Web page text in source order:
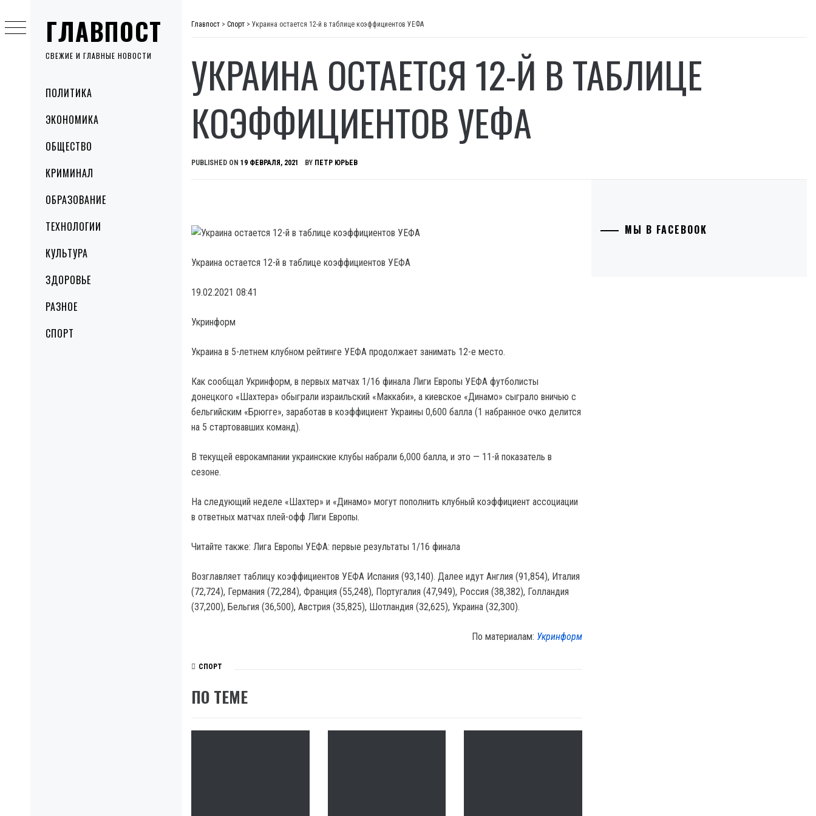
ГЛАВПОСТ
СВЕЖИЕ И ГЛАВНЫЕ НОВОСТИ
MenuПОЛИТИКА
ЭКОНОМИКА
ОБЩЕСТВО
КРИМИНАЛ
ОБРАЗОВАНИЕ
ТЕХНОЛОГИИ
КУЛЬТУРА
ЗДОРОВЬЕ
РАЗНОЕ
СПОРТ
to
content
Главпост > Спорт > Украина остается 12-й в таблице коэффициентов УЕФА
УКРАИНА ОСТАЕТСЯ 12-Й В ТАБЛИЦЕ
КОЭФФИЦИЕНТОВ УЕФА
PUBLISHED ON 19 ФЕВРАЛЯ, 2021 BY ПЕТР ЮРЬЕВ
Украина остается 12-й в таблице коэффициентов УЕФА
19.02.2021 08:41
Укринформ
Украина в 5-летнем клубном рейтинге УЕФА продолжает занимать 12-е место.
Как сообщал Укринформ, в первых матчах 1/16 финала Лиги Европы УЕФА футболисты
донецкого «Шахтера» обыграли израильский «Маккаби», а киевское «Динамо» сыграло вничью с
бельгийским «Брюгге», заработав в коэффициент Украины 0,600 балла (1 набранное очко делится
на 5 стартовавших команд).
В текущей еврокампании украинские клубы набрали 6,000 балла, и это — 11-й показатель в
сезоне.
На следующий неделе «Шахтер» и «Динамо» могут пополнить клубный коэффициент ассоциации
в ответных матчах плей-офф Лиги Европы.
Читайте также: Лига Европы УЕФА: первые результаты 1/16 финала
Возглавляет таблицу коэффициентов УЕФА Испания (93,140). Далее идут Англия (91,854), Италия
(72,724), Германия (72,284), Франция (55,248), Португалия (47,949), Россия (38,382), Голландия
(37,200), Бельгия (36,500), Австрия (35,825), Шотландия (32,625), Украина (32,300).
По материалам: Укринформ
СПОРТ
ПО ТЕМЕ
МЫ В FACEBOOK